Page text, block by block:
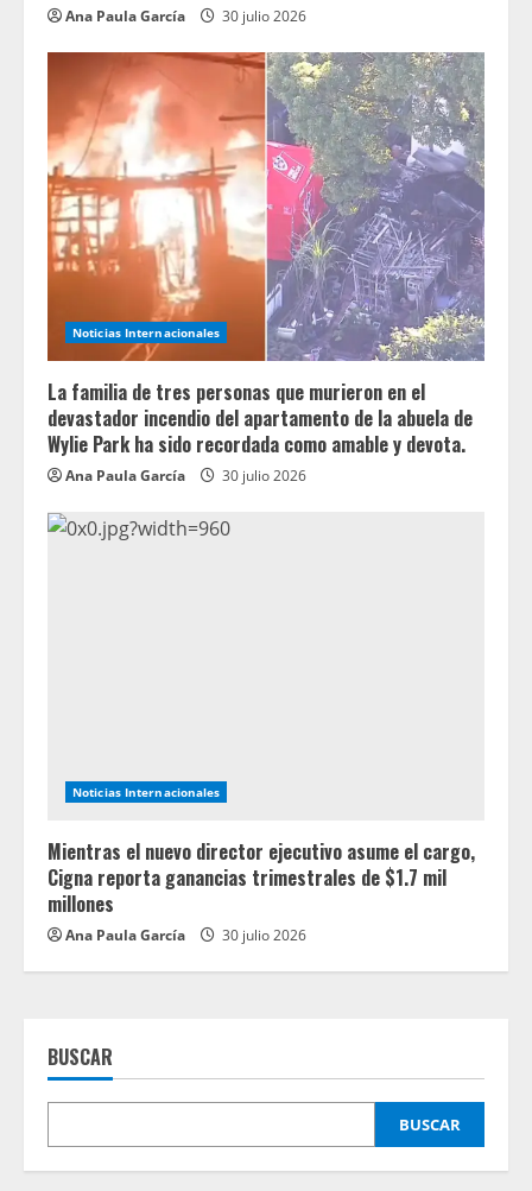
Ana Paula García 30 julio 2026
Noticias Internacionales
La familia de tres personas que murieron en el
devastador incendio del apartamento de la abuela de
Wylie Park ha sido recordada como amable y devota.
Ana Paula García 30 julio 2026
Noticias Internacionales
Mientras el nuevo director ejecutivo asume el cargo,
Cigna reporta ganancias trimestrales de $1.7 mil
millones
Ana Paula García 30 julio 2026
BUSCAR
BUSCAR